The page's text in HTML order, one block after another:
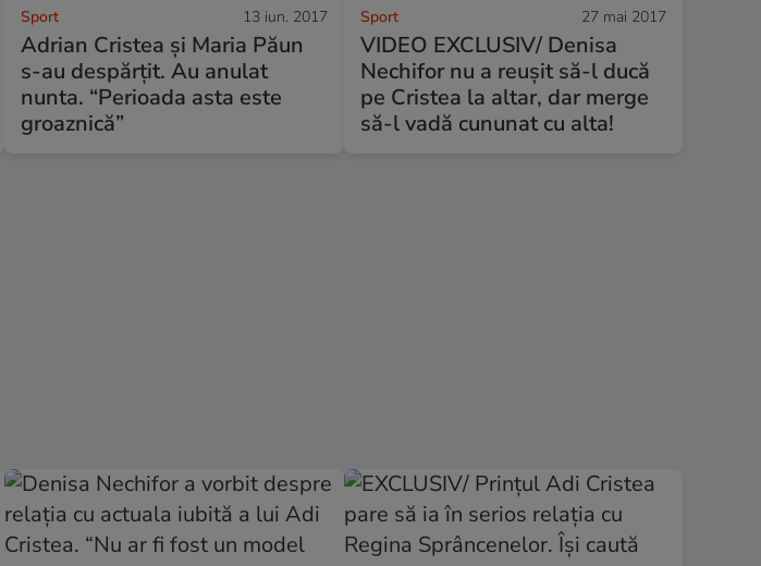
Sport 13 iun. 2017
Adrian Cristea și Maria Păun
s-au despărțit. Au anulat
nunta. “Perioada asta este
groaznică”
Sport 27 mai 2017
VIDEO EXCLUSIV/ Denisa
Nechifor nu a reușit să-l ducă
pe Cristea la altar, dar merge
să-l vadă cununat cu alta!